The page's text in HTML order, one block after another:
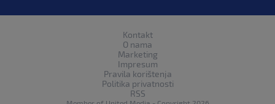
Kontakt
O nama
Marketing
Impresum
Pravila korištenja
Politika privatnosti
RSS